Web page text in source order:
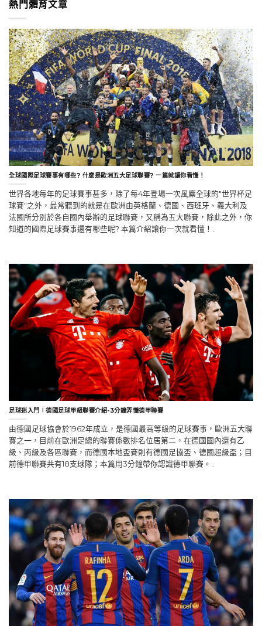
熱門體育文章
世界各地每年的足球賽事甚多，除了每4年登場一次風麋全球的"世界杯足
球賽"之外，最常聽到的就是在歐洲由英格蘭、德國、西班牙、義大利及
法國所分別於各自國內舉辦的足球聯賽，又稱為五大聯賽，除此之外，你
知道的國際足球賽事還有哪些呢? 本篇介紹讓你一次就看懂！..
由德國足球協會於1962年成立，是德國最高等級的足球賽事，歐洲五大聯
賽之一，目前在歐洲足總的聯賽係數排名位居第二，在德國國內還有乙
級、丙級及各區聯賽，而德國本地盃賽則有德國足協盃、德國超級盃；目
前德甲聯賽共有18支球隊；本篇用3分鐘帶你認識德甲聯賽。..